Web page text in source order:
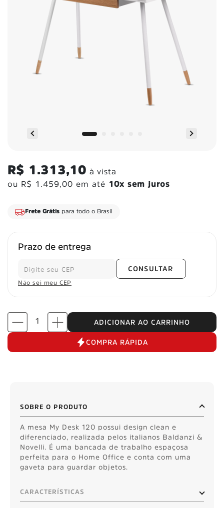
R$ 1.313,10 à vista
ou R$ 1.459,00 em até 10x sem juros
Frete Grátis para todo o Brasil
Prazo de entrega
CONSULTAR
Não sei meu CEP
ADICIONAR AO CARRINHO
COMPRA RÁPIDA
SOBRE O PRODUTO
A mesa My Desk 120 possui design clean e
diferenciado, realizada pelos italianos Baldanzi &
Novelli. É uma bancada de trabalho espaçosa
perfeita para o Home Office e conta com uma
gaveta para guardar objetos.
CARACTERÍSTICAS